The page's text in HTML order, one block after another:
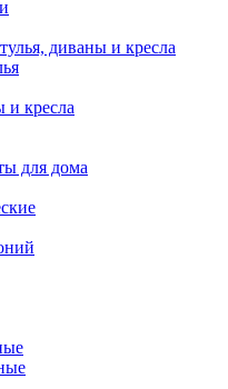
диваны и кресла
и кресла
для дома